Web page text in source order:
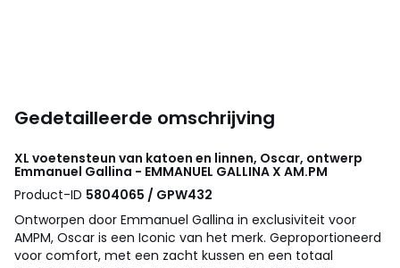
Gedetailleerde omschrijving
XL voetensteun van katoen en linnen, Oscar, ontwerp
Emmanuel Gallina - EMMANUEL GALLINA X AM.PM
Product-ID 5804065 / GPW432
Ontworpen door Emmanuel Gallina in exclusiviteit voor
AMPM, Oscar is een Iconic van het merk. Geproportioneerd
voor comfort, met een zacht kussen en een totaal